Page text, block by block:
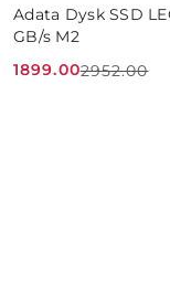
Adata Dysk SSD
GB/s M2
Cena
1899.00
Cena
2952.00